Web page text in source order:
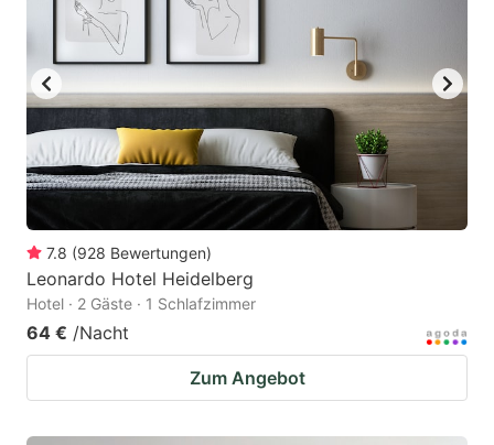
7.8 (928 Bewertungen)
Leonardo Hotel Heidelberg
Hotel · 2 Gäste · 1 Schlafzimmer
64 € /Nacht
Zum Angebot